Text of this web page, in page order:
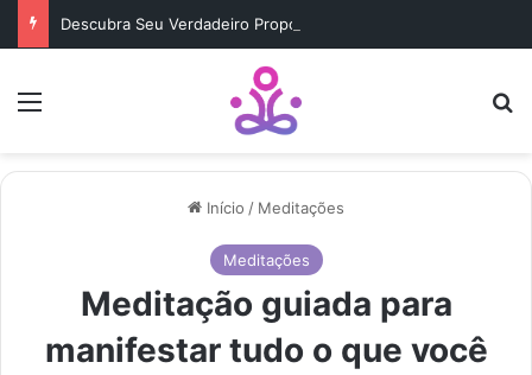
Menu
Início / Meditações
Meditações
Meditação guiada para
manifestar tudo o que você